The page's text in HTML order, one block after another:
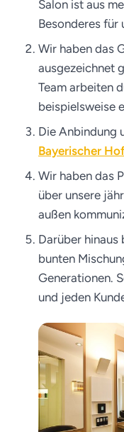
Salon ist aus
Besonderes für
Wir haben das
ausgezeichnet
Team arbeiten
beispielsweise
Die Anbindung
Bayerischer
Wir haben das
über unsere
außen
Darüber hinaus
bunten
Generationen.
und jeden